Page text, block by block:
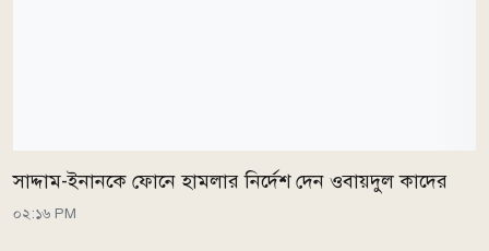
সাদ্দাম-ইনানকে ফোনে হামলার নির্দেশ দেন ওবায়দুল কাদের
০২:১৬ PM